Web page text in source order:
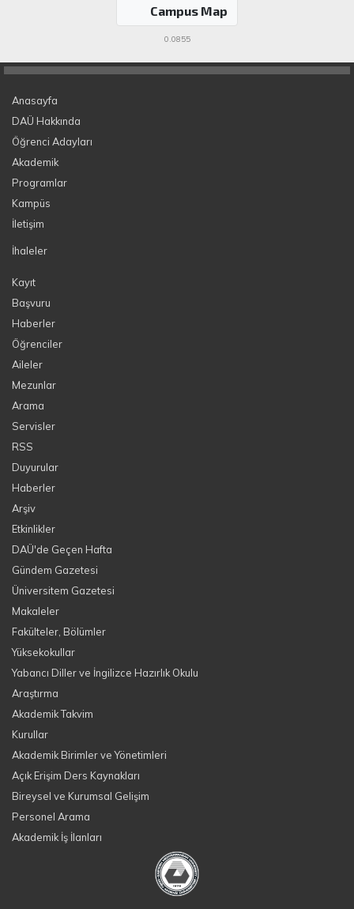
Campus Map
0.0855
Anasayfa
DAÜ Hakkında
Öğrenci Adayları
Akademik
Programlar
Kampüs
İletişim
İhaleler
Kayıt
Başvuru
Haberler
Öğrenciler
Aileler
Mezunlar
Arama
Servisler
RSS
Duyurular
Haberler
Arşiv
Etkinlikler
DAÜ'de Geçen Hafta
Gündem Gazetesi
Üniversitem Gazetesi
Makaleler
Fakülteler, Bölümler
Yüksekokullar
Yabancı Diller ve İngilizce Hazırlık Okulu
Araştırma
Akademik Takvim
Kurullar
Akademik Birimler ve Yönetimleri
Açık Erişim Ders Kaynakları
Bireysel ve Kurumsal Gelişim
Personel Arama
Akademik İş İlanları